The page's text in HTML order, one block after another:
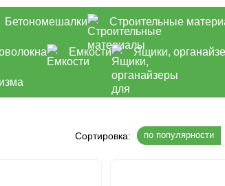
Бетономешалки Строительные
Емкости Ящики,
Сортировка: по популярности